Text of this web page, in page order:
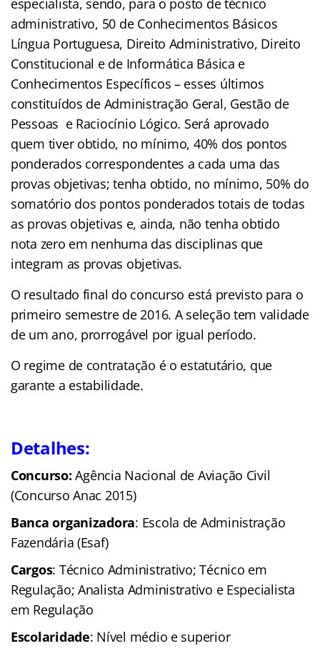
especialista, sendo, para o posto de técnico
administrativo, 50 de Conhecimentos Básicos
Língua Portuguesa, Direito Administrativo, Direito
Constitucional e de Informática Básica e
Conhecimentos Específicos – esses últimos
constituídos de Administração Geral, Gestão de
Pessoas e Raciocínio Lógico. Será aprovado
quem tiver obtido, no mínimo, 40% dos pontos
ponderados correspondentes a cada uma das
provas objetivas; tenha obtido, no mínimo, 50% do
somatório dos pontos ponderados totais de todas
as provas objetivas e, ainda, não tenha obtido
nota zero em nenhuma das disciplinas que
integram as provas objetivas.
O resultado final do concurso está previsto para o
primeiro semestre de 2016. A seleção tem validade
de um ano, prorrogável por igual período.
O regime de contratação é o estatutário, que
garante a estabilidade.
Detalhes:
Concurso:Agência Nacional de Aviação Civil
(Concurso Anac 2015)
Banca organizadora: Escola de Administração
Fazendária (Esaf)
Cargos: Técnico Administrativo; Técnico em
Regulação; Analista Administrativo e Especialista
em Regulação
Escolaridade: Nível médio e superior